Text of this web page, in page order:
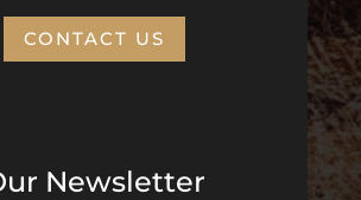
CONTACT US
Newsletter